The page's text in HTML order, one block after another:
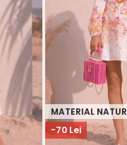
-70 Lei
MATERIAL